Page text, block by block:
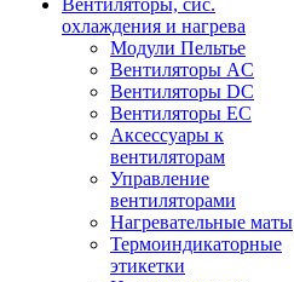
Вентиляторы, сис.
охлаждения и нагрева
Модули Пельтье
Вентиляторы AC
Вентиляторы DC
Вентиляторы EC
Аксессуары к
вентиляторам
Управление
вентиляторами
Нагревательные маты
Термоиндикаторные
этикетки